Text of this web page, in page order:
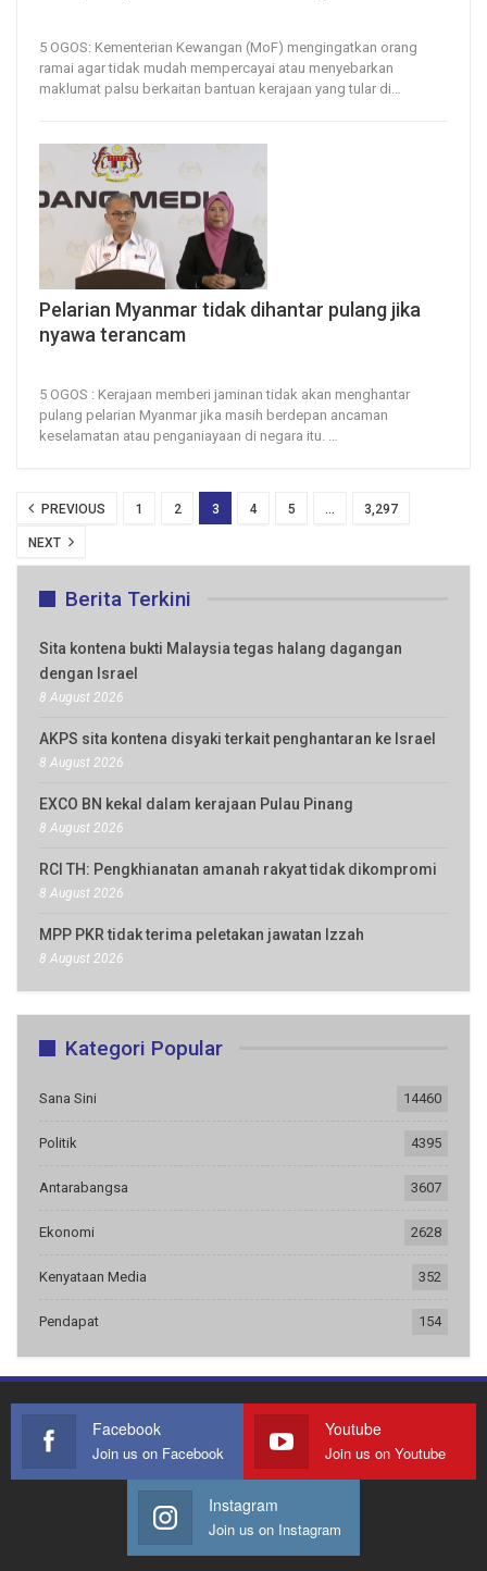
5 OGOS: Kementerian Kewangan (MoF) mengingatkan orang
ramai agar tidak mudah mempercayai atau menyebarkan
maklumat palsu berkaitan bantuan kerajaan yang tular di
Pelarian Myanmar tidak dihantar pulang jika
nyawa terancam
5 OGOS : Kerajaan memberi jaminan tidak akan menghantar
pulang pelarian Myanmar jika masih berdepan ancaman
keselamatan atau penganiayaan di negara itu.
PREVIOUS 1 2 3 4 5 … 3,297
NEXT
Berita Terkini
Sita kontena bukti Malaysia tegas halang dagangan
dengan Israel
8 August 2026
AKPS sita kontena disyaki terkait penghantaran ke Israel
8 August 2026
EXCO BN kekal dalam kerajaan Pulau Pinang
8 August 2026
RCI TH: Pengkhianatan amanah rakyat tidak dikompromi
8 August 2026
MPP PKR tidak terima peletakan jawatan Izzah
8 August 2026
Kategori Popular
Sana Sini 14460
Politik 4395
Antarabangsa 3607
Ekonomi 2628
Kenyataan Media 352
Pendapat 154
Facebook
Join us on Facebook
Youtube
Join us on Youtube
Instagram
Join us on Instagram